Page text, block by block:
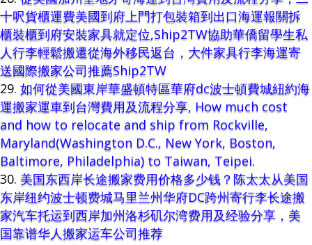
十呎貨櫃運費美國到府上門打包裝箱到出口海運報關拆
櫃裝櫃到府安裝家具就定位,Ship2TW協助華僑留學生私
人行李輕鬆搬遷從海外移民返台，大件家具行李海運寄
送國際搬家公司推薦Ship2TW
如何從美國東岸華盛頓特區華府dc波士頓費城紐約海
運搬家運車到台灣費用及流程分享, How much cost
and how to relocate and ship from Rockville,
Maryland(Washington D.C., New York, Boston,
Baltimore, Philadelphia) to Taiwan, Teipei.
美国东西岸长途搬家费用价格多少钱？陈太太从美国
东岸纽约波士顿费城马里兰州华府DC跨州寄行李长途搬
家汽车托运到西岸加州洛杉矶尔湾费用及经验分享，美
国靠谱华人搬家运车公司推荐